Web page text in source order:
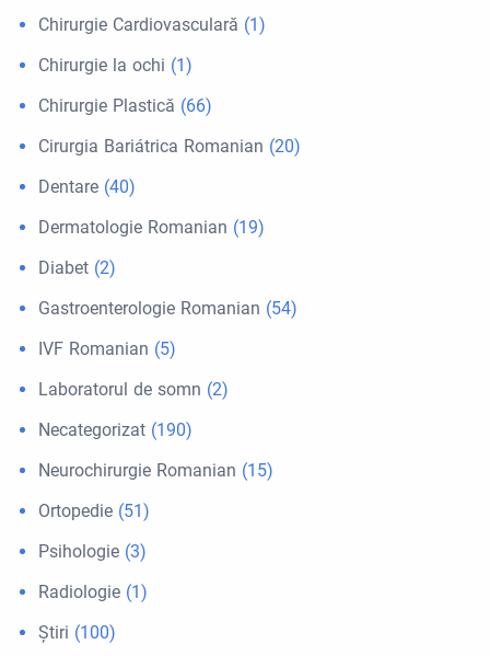
Chirurgie Cardiovasculară (1)
Chirurgie la ochi (1)
Chirurgie Plastică (66)
Cirurgia Bariátrica Romanian (20)
Dentare (40)
Dermatologie Romanian (19)
Diabet (2)
Gastroenterologie Romanian (54)
IVF Romanian (5)
Laboratorul de somn (2)
Necategorizat (190)
Neurochirurgie Romanian (15)
Ortopedie (51)
Psihologie (3)
Radiologie (1)
Ştiri (100)